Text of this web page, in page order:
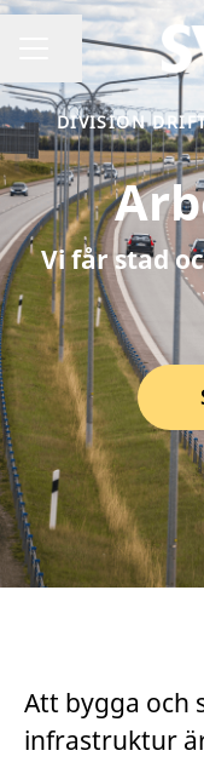
Karriärmeny
Dela sidan
DIVISION
Vi får stad
Att bygga och
infrastruktur